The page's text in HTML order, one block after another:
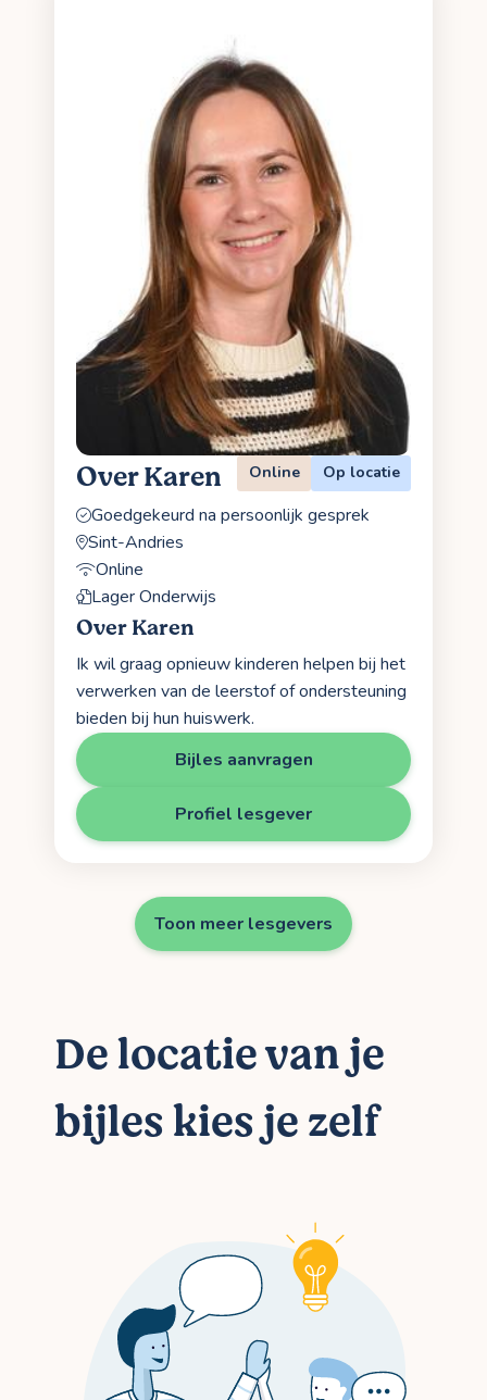
Over Karen Online Op locatie
Goedgekeurd na persoonlijk gesprek
Sint-Andries
Online
Lager Onderwijs
Over Karen
Ik wil graag opnieuw kinderen helpen bij het
verwerken van de leerstof of ondersteuning
bieden bij hun huiswerk.
Bijles aanvragen
Profiel lesgever
Toon meer lesgevers
De locatie van je
bijles kies je zelf